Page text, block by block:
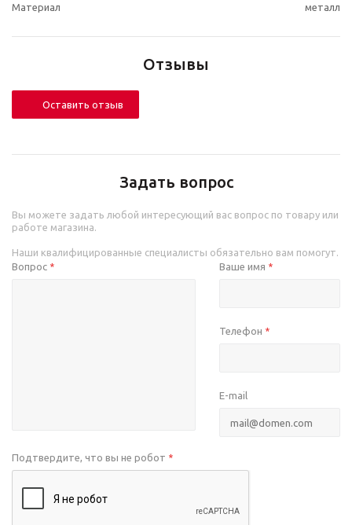
Материал
металл
Отзывы
Оставить отзыв
Задать вопрос
Вы можете задать любой интересующий вас вопрос по товару или
работе магазина.
Наши квалифицированные специалисты обязательно вам помогут.
Вопрос * Ваше имя *
Телефон *
E-mail
Подтвердите, что вы не робот *